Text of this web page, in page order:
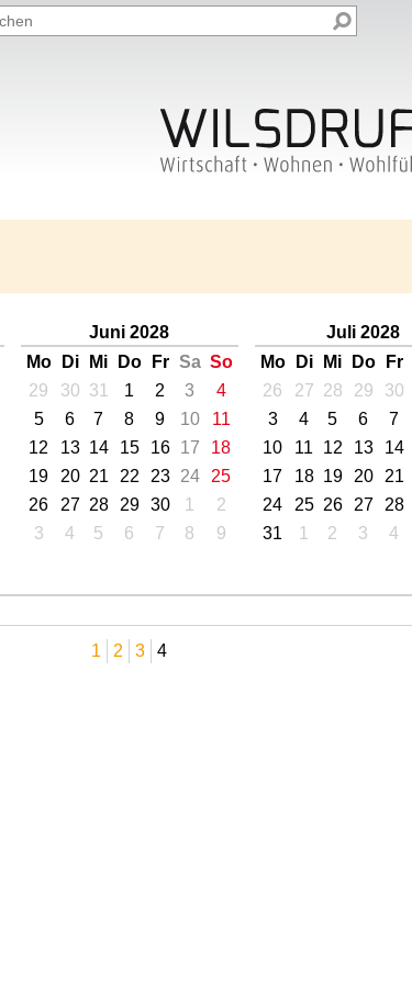
Juni 2028
Mo
Di Mi Do Fr Sa So
29
30 31 1 2 3
4
5
6 7 8 9 10
11
12
13 14 15 16 17
18
19
20 21 22 23 24
25
26
27 28 29 30 1
2
3
4 5 6 7 8 9
Juli 2028
Mo
Di Mi Do Fr
26
27 28 29 30
3
4 5 6 7
10
11 12 13 14
17
18 19 20 21
24
25 26 27 28
31
1 2 3 4
1 2 3 4